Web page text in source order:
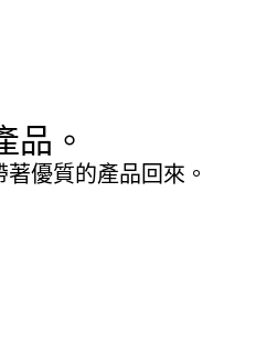
品。
優質的產品回來。